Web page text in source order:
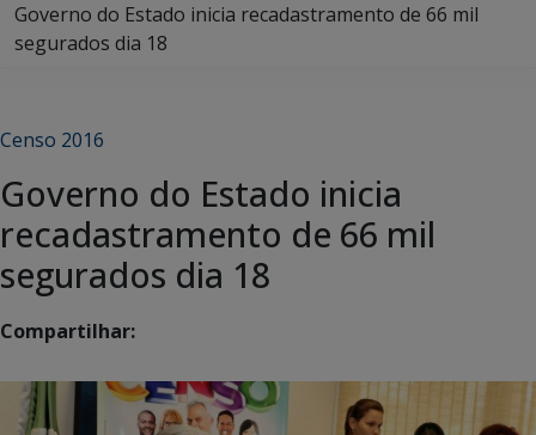
Governo do Estado inicia recadastramento de 66 mil
segurados dia 18
Censo 2016
Governo do Estado inicia
recadastramento de 66 mil
segurados dia 18
Compartilhar: